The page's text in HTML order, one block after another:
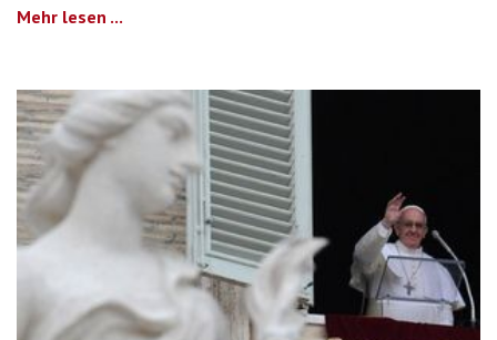
Mehr lesen ...